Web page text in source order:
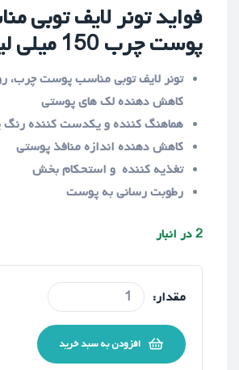
فواید تونر لایف توبی
پوست چرب 150 میلی لیتر
تونر لایف توبی مناسب پوست چرب،
کاهش دهنده لک های پوستی
هماهنگ کننده و یکدست کننده
کاهش دهنده اندازه منافذ پوستی
تغذیه کننده و استحکام بخش
رطوبت رسانی به پوست
2 در انبار
مقدار:
افزودن به سبد خرید